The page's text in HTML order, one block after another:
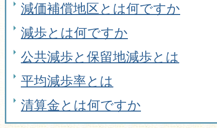
減価補償地区とは何ですか
減歩とは何ですか
公共減歩と保留地減歩とは
平均減歩率とは
清算金とは何ですか